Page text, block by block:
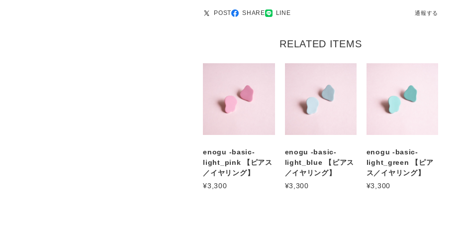
POST SHARE LINE 通報する
RELATED ITEMS
enogu -basic-
light_pink 【ピアス
／イヤリング】
¥3,300
enogu -basic-
light_blue 【ピアス
／イヤリング】
¥3,300
enogu -basic-
light_green 【ピア
ス／イヤリング】
¥3,300